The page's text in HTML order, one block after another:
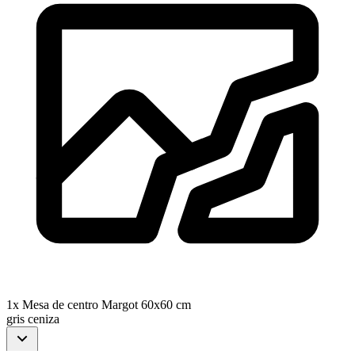
1x Mesa de centro Margot 60x60 cm
gris ceniza